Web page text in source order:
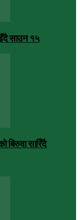
साउन १५
बिरुवा सारिँदै